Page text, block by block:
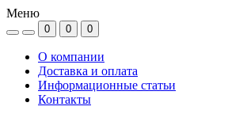
Меню
0 0 0
О компании
Доставка и оплата
Информационные статьи
Контакты